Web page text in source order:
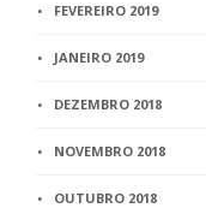
FEVEREIRO 2019
JANEIRO 2019
DEZEMBRO 2018
NOVEMBRO 2018
OUTUBRO 2018